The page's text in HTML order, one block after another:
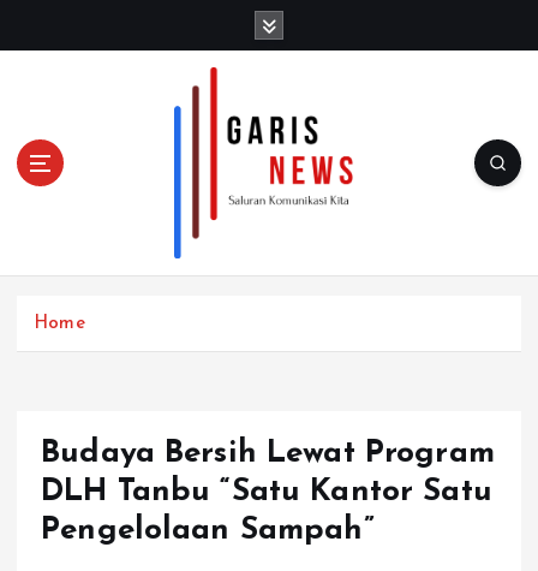
Home
Budaya Bersih Lewat Program
DLH Tanbu “Satu Kantor Satu
Pengelolaan Sampah”